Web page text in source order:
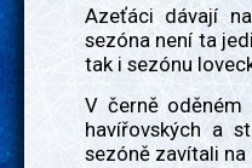
Azeťáci dávají
sezóna není ta
tak i sezónu
V černě oděném
havířovských a
sezóně zavítali na